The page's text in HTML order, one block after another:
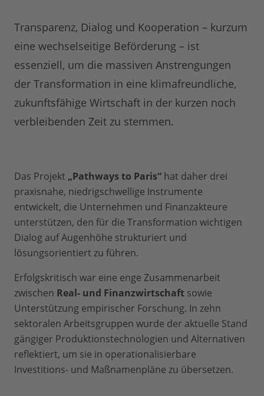
Transparenz, Dialog und Kooperation – kurzum
eine wechselseitige Beförderung – ist
essenziell, um die massiven Anstrengungen
der Transformation in eine klimafreundliche,
zukunftsfähige Wirtschaft in der kurzen noch
verbleibenden Zeit zu stemmen.
Das Projekt „Pathways to Paris“ hat daher drei
praxisnahe, niedrigschwellige Instrumente
entwickelt, die Unternehmen und Finanzakteure
unterstützen, den für die Transformation wichtigen
Dialog auf Augenhöhe strukturiert und
lösungsorientiert zu führen.
Erfolgskritisch war eine enge Zusammenarbeit
zwischen Real- und Finanzwirtschaft sowie
Unterstützung empirischer Forschung. In zehn
sektoralen Arbeitsgruppen wurde der aktuelle Stand
gängiger Produktionstechnologien und Alternativen
reflektiert, um sie in operationalisierbare
Investitions- und Maßnamenpläne zu übersetzen.